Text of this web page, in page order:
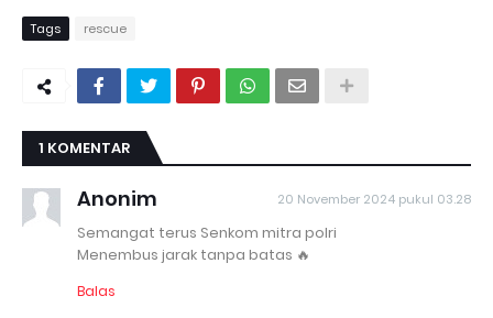
Tags rescue
1 KOMENTAR
Anonim 20 November 2024 pukul 03.28
Semangat terus Senkom mitra polri
Menembus jarak tanpa batas 🔥
Balas